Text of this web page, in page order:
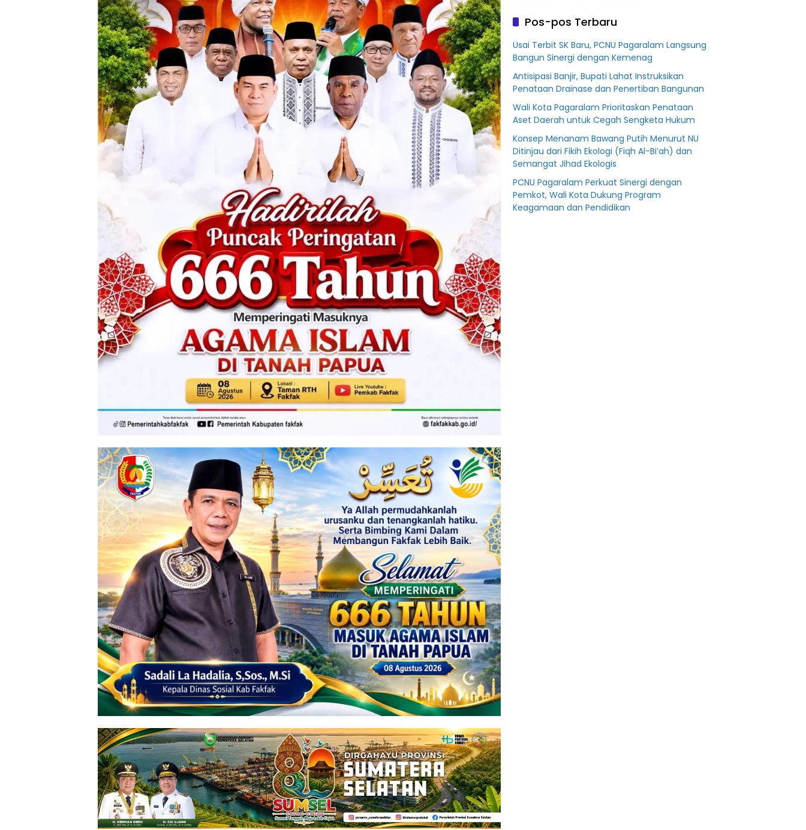
Aringin Jadi
Korban
Kredit Fiktif
Rp760 M PT
BSS
Diduga
Fiktifkan
Plasma Desa
Aringin
Pos-pos Terbaru
Usai Terbit SK Baru, PCNU Pagaralam Langsung
Bangun Sinergi dengan Kemenag
Antisipasi Banjir, Bupati Lahat Instruksikan
Penataan Drainase dan Penertiban Bangunan
Wali Kota Pagaralam Prioritaskan Penataan
Aset Daerah untuk Cegah Sengketa Hukum
Konsep Menanam Bawang Putih Menurut NU
Ditinjau dari Fikih Ekologi (Fiqh Al-Bi’ah) dan
Semangat Jihad Ekologis
PCNU Pagaralam Perkuat Sinergi dengan
Pemkot, Wali Kota Dukung Program
Keagamaan dan Pendidikan